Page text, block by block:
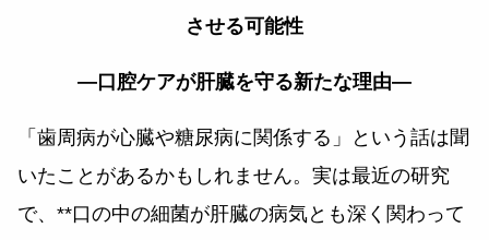
させる可能性
―口腔ケアが肝臓を守る新たな理由―
「歯周病が心臓や糖尿病に関係する」という話は聞
いたことがあるかもしれません。実は最近の研究
で、**口の中の細菌が肝臓の病気とも深く関わって